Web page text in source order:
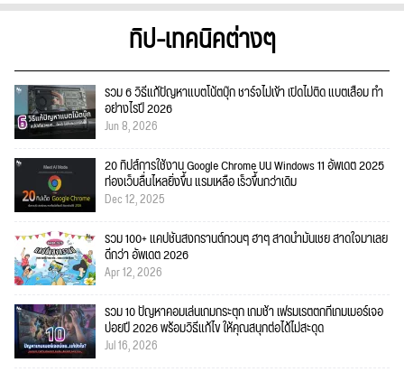
ทิป-เทคนิคต่างๆ
รวม 6 วิธีแก้ปัญหาแบตโน้ตบุ๊ก ชาร์จไม่เข้า เปิดไม่ติด แบตเสื่อม ทำ
อย่างไรปี 2026
Jun 8, 2026
20 ทิปส์การใช้งาน Google Chrome บน Windows 11 อัพเดต 2025
ท่องเว็บลื่นไหลยิ่งขึ้น แรมเหลือ เร็วขึ้นกว่าเดิม
Dec 12, 2025
รวม 100+ แคปชั่นสงกรานต์กวนๆ ฮาๆ สาดน้ำมันเชย สาดใจมาเลย
ดีกว่า อัพเดต 2026
Apr 12, 2026
รวม 10 ปัญหาคอมเล่นเกมกระตุก เกมช้า เฟรมเรตตกที่เกมเมอร์เจอ
บ่อยปี 2026 พร้อมวิธีแก้ไข ให้คุณสนุกต่อได้ไม่สะดุด
Jul 16, 2026